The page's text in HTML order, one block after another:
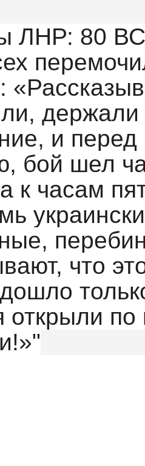
ЛНР: 80
держали
и
бой шел
к часам
что
открыли